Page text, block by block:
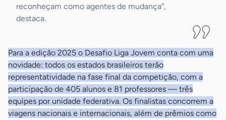
reconheçam como agentes de mudança”,
destaca.
Para a edição 2025 o Desafio Liga Jovem conta com uma
novidade: todos os estados brasileiros terão
representatividade na fase final da competição, com a
participação de 405 alunos e 81 professores — três
equipes por unidade federativa. Os finalistas concorrem a
viagens nacionais e internacionais, além de prêmios como